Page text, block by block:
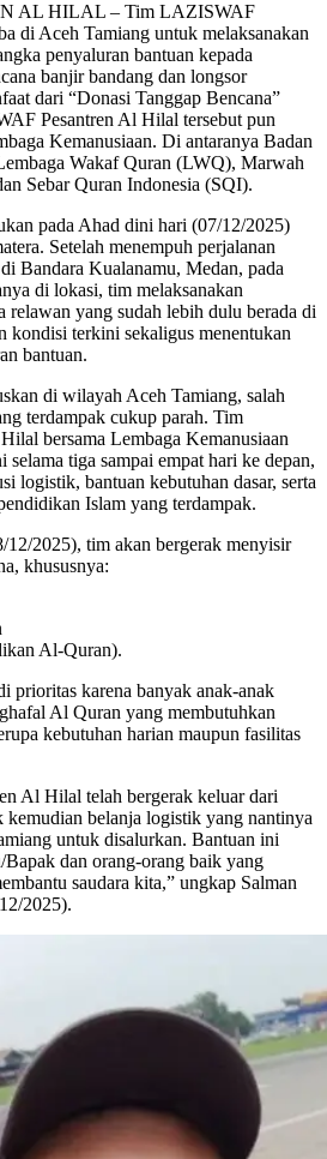
AL HILAL – Tim LAZISWAF
di Aceh Tamiang untuk melaksanakan
penyaluran bantuan kepada
banjir bandang dan longsor
dari “Donasi Tanggap Bencana”
Pesantren Al Hilal tersebut pun
Kemanusiaan. Di antaranya Badan
Wakaf Quran (LWQ), Marwah
Sebar Quran Indonesia (SQI).
pada Ahad dini hari (07/12/2025)
Setelah menempuh perjalanan
Bandara Kualanamu, Medan, pada
di lokasi, tim melaksanakan
relawan yang sudah lebih dulu berada di
kondisi terkini sekaligus menentukan
bantuan.
di wilayah Aceh Tamiang, salah
terdampak cukup parah. Tim
bersama Lembaga Kemanusiaan
selama tiga sampai empat hari ke depan,
logistik, bantuan kebutuhan dasar, serta
Islam yang terdampak.
2025), tim akan bergerak menyisir
khususnya:
Al-Quran).
prioritas karena banyak anak-anak
Al Quran yang membutuhkan
kebutuhan harian maupun fasilitas
Al Hilal telah bergerak keluar dari
belanja logistik yang nantinya
untuk disalurkan. Bantuan ini
dan orang-orang baik yang
saudara kita,” ungkap Salman
2025).